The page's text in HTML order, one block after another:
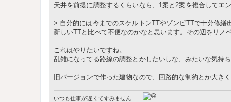
天井を前提に調整するくらいなら、1案と2案を複合してエ
> 自分的には今までのスケルトンTTやゾンビTTで十分修繕
新しいTTと比べて不便なのかなと思います。その辺をリノ
これはやりたいですね。
乱雑になってる路線の調整とかしたいしな、みたいな気持ち
旧バージョンで作った建物なので、回路的な制約とか大き
いつも仕事が遅くてすみません……